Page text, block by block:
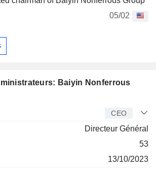
05/02
Baiyin Nonferrous
CEO
Directeur Général
53
13/10/2023